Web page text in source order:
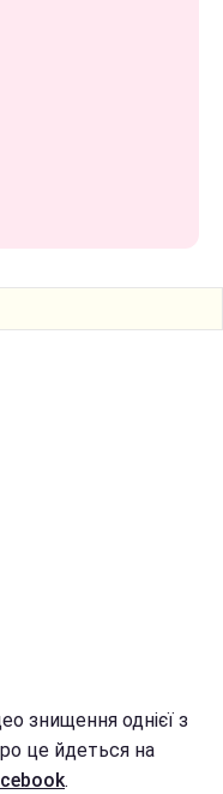
знищення однієї з
це йдеться на
.